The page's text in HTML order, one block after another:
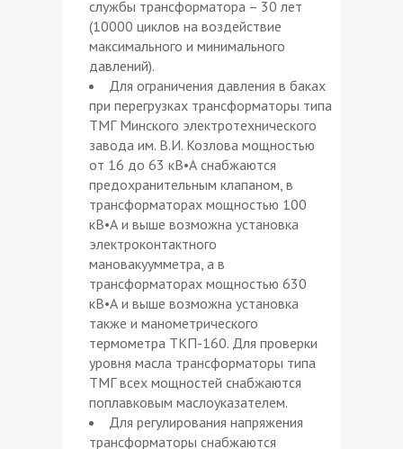
службы трансформатора – 30 лет
(10000 циклов на воздействие
максимального и минимального
давлений).
Для ограничения давления в баках
при перегрузках трансформаторы типа
ТМГ Минского электротехнического
завода им. В.И. Козлова мощностью
от 16 до 63 кВ•А снабжаются
предохранительным клапаном, в
трансформаторах мощностью 100
кВ•А и выше возможна установка
электроконтактного
мановакуумметра, а в
трансформаторах мощностью 630
кВ•А и выше возможна установка
также и манометрического
термометра ТКП-160. Для проверки
уровня масла трансформаторы типа
ТМГ всех мощностей снабжаются
поплавковым маслоуказателем.
Для регулирования напряжения
трансформаторы снабжаются